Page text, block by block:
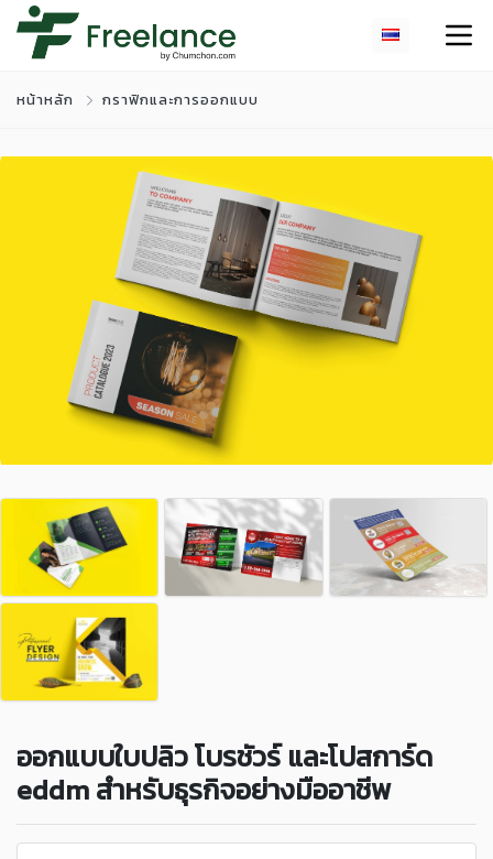
หน้าหลัก กราฟิกและการออกแบบ
ออกแบบใบปลิว โบรชัวร์ และโปสการ์ด
eddm สำหรับธุรกิจอย่างมืออาชีพ